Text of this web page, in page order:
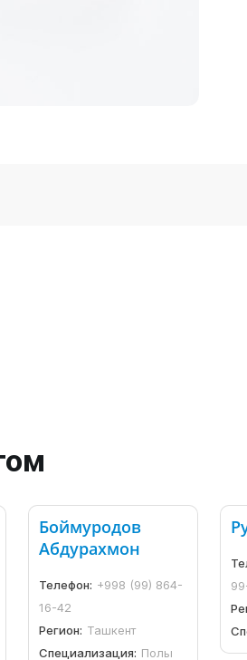
Боймуродов
Абдурахмон
Телефон: +998 (99) 864-
16-42
Регион: Ташкент
Специализация: Полы